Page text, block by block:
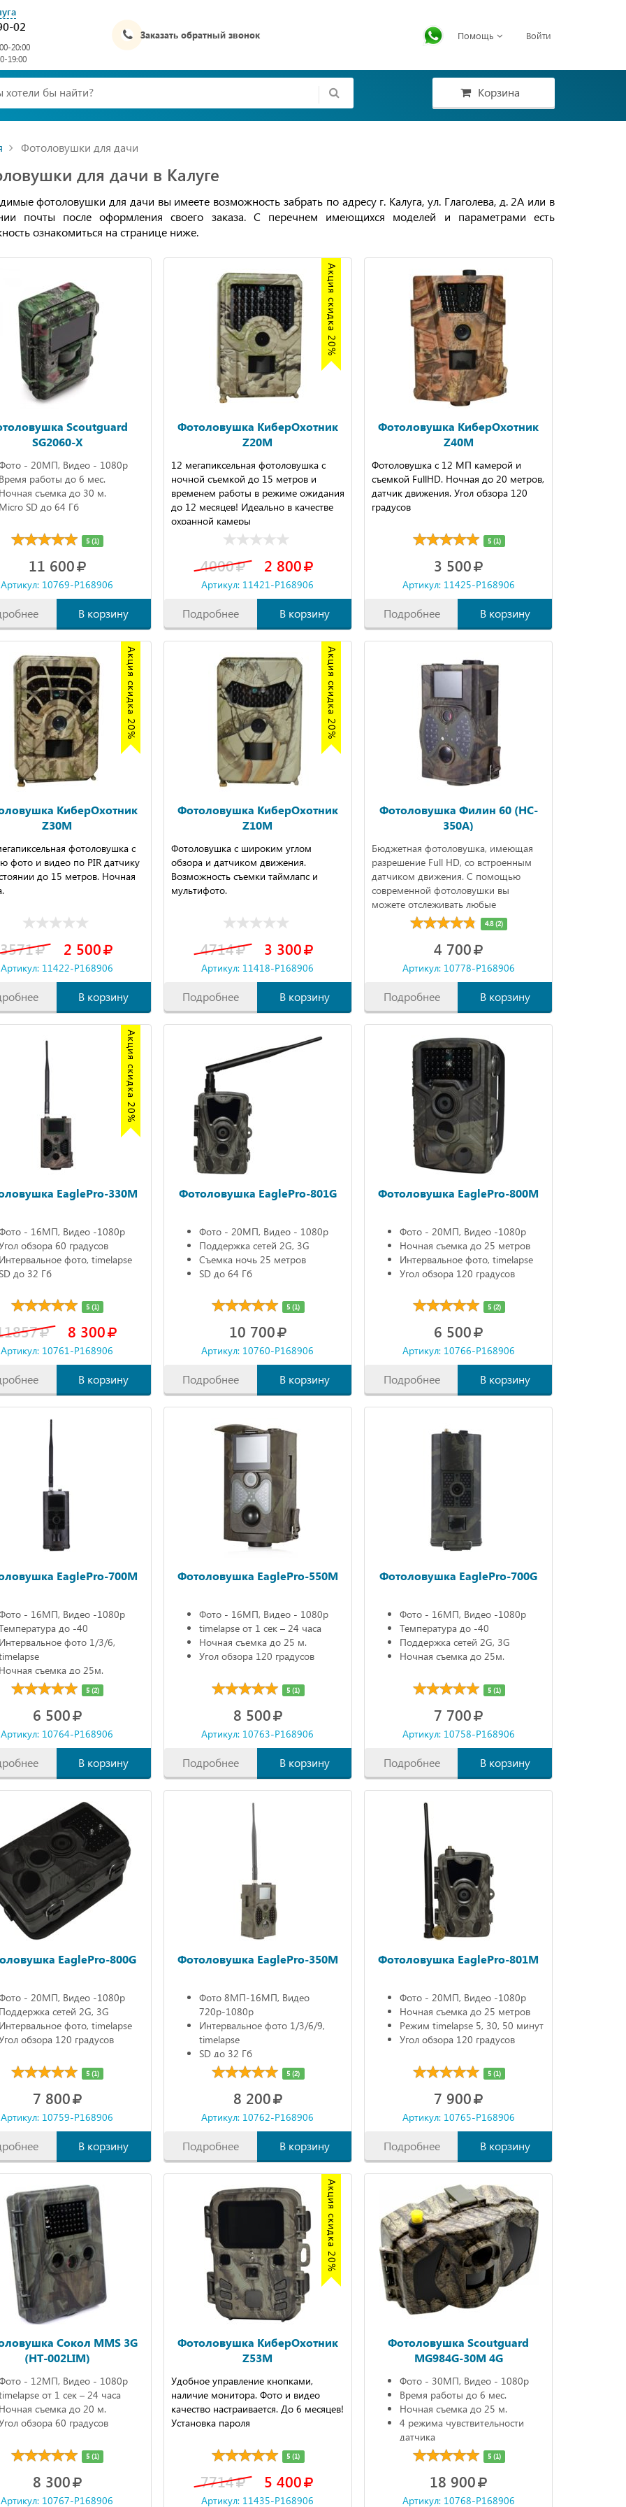
02
20:00
19:00
Заказать обратный звонок Помощь Войти
Корзина
Фотоловушки для дачи
для дачи в Калуге
фотоловушки для дачи вы имеете возможность забрать по адресу г. Калуга, ул. Глаголева, д. 2А или в
почты после оформления своего заказа. С перечнем имеющихся моделей и параметрами есть
ознакомиться на странице ниже.
Scoutguard
SG2060-X
- 20МП, Видео - 1080р
работы до 6 мес.
съемка до 30 м.
SD до 64 Гб
5 (1)
11 600
Артикул: 10769-P168906
В корзину
Акция скидка 20%
Фотоловушка КиберОхотник
Z20M
12 мегапиксельная фотоловушка с
ночной съемкой до 15 метров и
временем работы в режиме ожидания
до 12 месяцев! Идеально в качестве
охранной камеры
4000 2 800
Артикул: 11421-P168906
Подробнее В корзину
Фотоловушка КиберОхотник
Z40M
Фотоловушка с 12 МП камерой и
съемкой FullHD. Ночная до 20 метров,
датчик движения. Угол обзора 120
градусов
5 (1)
3 500
Артикул: 11425-P168906
Подробнее В корзину
Акция скидка 20%
КиберОхотник
Z30M
фотоловушка с
фото и видео по PIR датчику
до 15 метров. Ночная
3571 2 500
Артикул: 11422-P168906
В корзину
Акция скидка 20%
Фотоловушка КиберОхотник
Z10M
Фотоловушка с широким углом
обзора и датчиком движения.
Возможность съемки таймлапс и
мультифото.
4714 3 300
Артикул: 11418-P168906
Подробнее В корзину
Фотоловушка Филин 60 (HC-
350A)
Бюджетная фотоловушка, имеющая
разрешение Full HD, со встроенным
датчиком движения. С помощью
современной фотоловушки вы
можете отслеживать любые
перемещения в выбранном секторе,
совершать фото и видеосъемку.
4.8 (2)
4 700
Артикул: 10778-P168906
Подробнее В корзину
Акция скидка 20%
EaglePro-330M
- 16МП, Видео -1080р
обзора 60 градусов
фото, timelapse
до 32 Гб
5 (1)
8 300
Артикул: 10761-P168906
В корзину
Фотоловушка EaglePro-801G
Фото - 20МП, Видео - 1080р
Поддержка сетей 2G, 3G
Съемка ночь 25 метров
SD до 64 Гб
5 (1)
10 700
Артикул: 10760-P168906
Подробнее В корзину
Фотоловушка EaglePro-800M
Фото - 20МП, Видео -1080р
Ночная съемка до 25 метров
Интервальное фото, timelapse
Угол обзора 120 градусов
5 (2)
6 500
Артикул: 10766-P168906
Подробнее В корзину
EaglePro-700M
- 16МП, Видео -1080р
до -40
фото 1/3/6,
съемка до 25м.
5 (2)
6 500
Артикул: 10764-P168906
В корзину
Фотоловушка EaglePro-550M
Фото - 16МП, Видео - 1080р
timelapse от 1 сек – 24 часа
Ночная съемка до 25 м.
Угол обзора 120 градусов
5 (1)
8 500
Артикул: 10763-P168906
Подробнее В корзину
Фотоловушка EaglePro-700G
Фото - 16МП, Видео -1080р
Температура до -40
Поддержка сетей 2G, 3G
Ночная съемка до 25м.
5 (1)
7 700
Артикул: 10758-P168906
Подробнее В корзину
EaglePro-800G
- 20МП, Видео -1080р
сетей 2G, 3G
фото, timelapse
обзора 120 градусов
5 (1)
7 800
Артикул: 10759-P168906
В корзину
Фотоловушка EaglePro-350M
Фото 8МП-16МП, Видео
720р-1080р
Интервальное фото 1/3/6/9,
timelapse
SD до 32 Гб
ЖК дисплей
5 (2)
8 200
Артикул: 10762-P168906
Подробнее В корзину
Фотоловушка EaglePro-801M
Фото - 20МП, Видео -1080р
Ночная съемка до 25 метров
Режим timelapse 5, 30, 50 минут
Угол обзора 120 градусов
5 (1)
7 900
Артикул: 10765-P168906
Подробнее В корзину
Сокол MMS 3G
(HT-002LIM)
- 12МП, Видео - 1080р
от 1 сек – 24 часа
съемка до 20 м.
обзора 60 градусов
5 (1)
8 300
Артикул: 10767-P168906
Акция скидка 20%
Фотоловушка КиберОхотник
Z53M
Удобное управление кнопками,
наличие монитора. Фото и видео
качество настраивается. До 6 месяцев!
Установка пароля
5 (1)
7714 5 400
Артикул: 11435-P168906
Фотоловушка Scoutguard
MG984G-30M 4G
Фото - 30МП, Видео - 1080р
Время работы до 6 мес.
Ночная съемка до 25 м.
4 режима чувствительности
датчика
5 (1)
18 900
Артикул: 10768-P168906